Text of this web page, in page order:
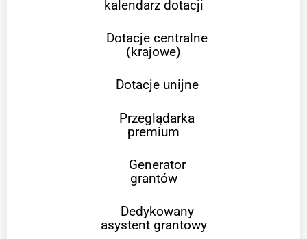
kalendarz dotacji
Dotacje centralne
(krajowe)
Dotacje unijne
Przeglądarka
premium
Generator
grantów
Dedykowany
asystent grantowy